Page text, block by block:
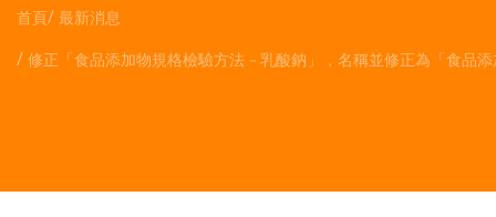
首頁 最新消息
修正「食品添加物規格檢驗方法－乳酸鈉」，名稱並修正為「食品